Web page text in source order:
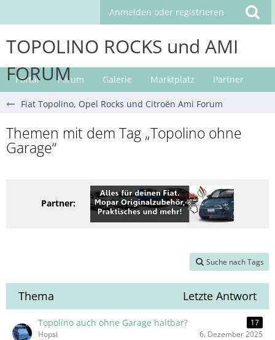
Anmelden oder registrieren
TOPOLINO ROCKS und AMI
FORUM
Portal Forum Galerie Marktplatz Partner
Fiat Topolino, Opel Rocks und Citroën Ami Forum
Themen mit dem Tag „Topolino ohne
Garage“
Partner:
Suche nach Tags
Thema Letzte Antwort
Topolino auch ohne Garage haltbar?
17
Hopsi
6. Dezember 2025